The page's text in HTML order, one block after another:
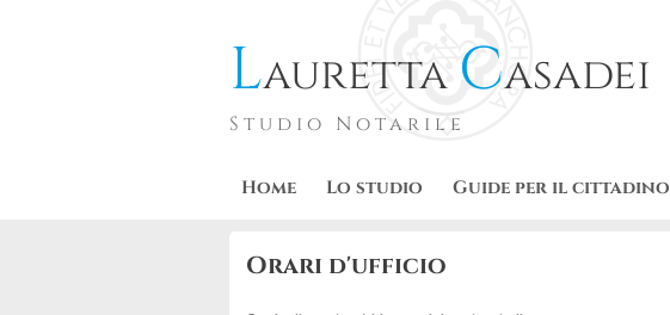
Lauretta Casadei
Studio Notarile
Home Lo studio Guide per il cittadino
Orari d'ufficio